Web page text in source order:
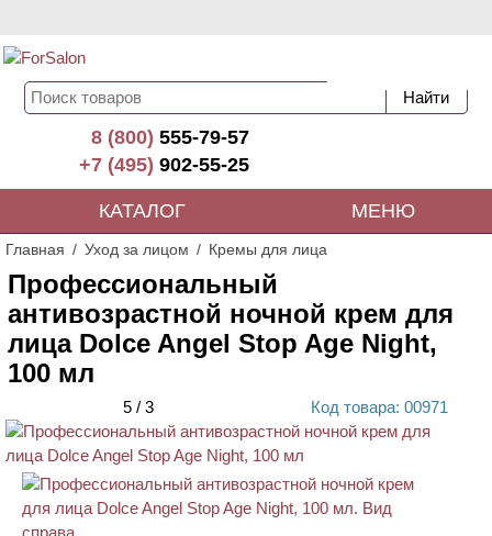
8 (800)555-79-57
+7 (495)902-55-25
КАТАЛОГ МЕНЮ
Главная Уход за лицом Кремы для лица
Профессиональный
антивозрастной ночной крем для
лица Dolce Angel Stop Age Night,
100 мл
5 / 3 Код товара: 00971